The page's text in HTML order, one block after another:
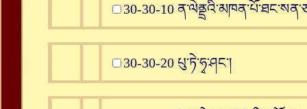
30-30-10
30-30-20 པུ་ཏེ་ཧྭ་ཤང༌།